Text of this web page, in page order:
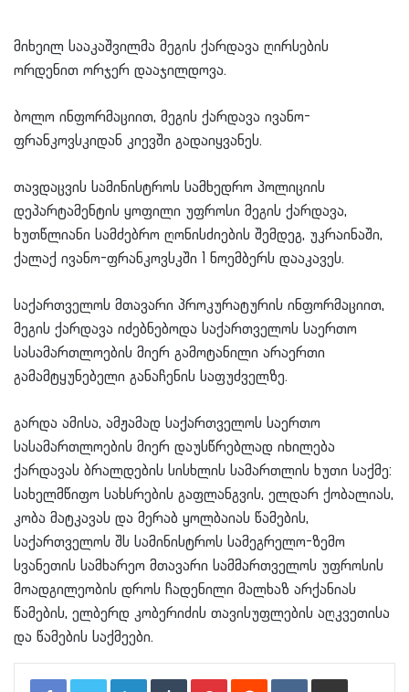
მიხეილ სააკაშვილმა მეგის ქარდავა ღირსების
ორდენით ორჯერ დააჯილდოვა.
ბოლო ინფორმაციით, მეგის ქარდავა ივანო-
ფრანკოვსკიდან კიევში გადაიყვანეს.
თავდაცვის სამინისტროს სამხედრო პოლიციის
დეპარტამენტის ყოფილი უფროსი მეგის ქარდავა,
ხუთწლიანი სამძებრო ღონისძიების შემდეგ, უკრაინაში,
ქალაქ ივანო-ფრანკოვსკში 1 ნოემბერს დააკავეს.
საქართველოს მთავარი პროკურატურის ინფორმაციით,
მეგის ქარდავა იძებნებოდა საქართველოს საერთო
სასამართლოების მიერ გამოტანილი არაერთი
გამამტყუნებელი განაჩენის საფუძველზე.
გარდა ამისა, ამჟამად საქართველოს საერთო
სასამართლოების მიერ დაუსწრებლად იხილება
ქარდავას ბრალდების სისხლის სამართლის ხუთი საქმე:
სახელმწიფო სახსრების გაფლანგვის, ელდარ ქობალიას,
კობა მატკავას და მერაბ ყოლბაიას წამების,
საქართველოს შს სამინისტროს სამეგრელო-ზემო
სვანეთის სამხარეო მთავარი სამმართველოს უფროსის
მოადგილეობის დროს ჩადენილი მალხაზ არქანიას
წამების, ელბერდ კობერიძის თავისუფლების აღკვეთისა
და წამების საქმეები.
LinkedInTumblr PinterestReddit VKontakteShare via Email